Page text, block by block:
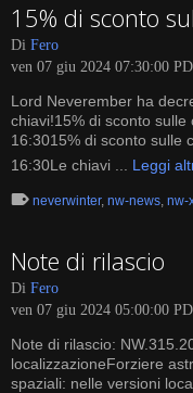
15% di sconto
Di Fero
ven 07 giu 2024 07:30:00
Lord Neverember ha
chiavi!15% di sconto
16:3015% di sconto sulle
16:30Le chiavi ... Leggi
neverwinter, nw-news, nw-
Note di rilascio
Di Fero
ven 07 giu 2024 05:00:00
Note di rilascio:
localizzazioneForziere
spaziali: nelle versioni